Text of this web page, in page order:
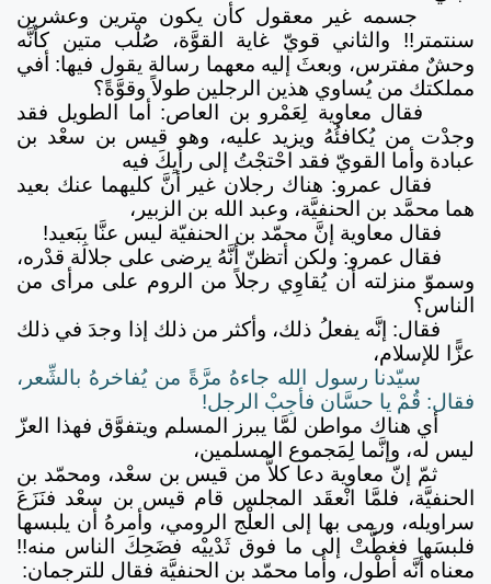
جسمه غير معقول كأن يكون مترين وعشرين
سنتمتر!! والثاني قويّ غاية القوَّة، صُلْب متين كأنَّه
وحشٌ مفترس، وبعثَ إليه معهما رسالة يقول فيها: أفي
مملكتك من يُساوي هذين الرجلين طولاً وقوَّةً؟
فقال معاوية لِعَمْرو بن العاص: أما الطويل فقد
وجدْت من يُكافئُهُ ويزيد عليه، وهو قيس بن سعْد بن
عبادة وأما القويّ فقد احْتجْتُ إلى رأيِكَ فيه
فقال عمرو: هناك رجلان غير أنَّ كليهما عنك بعيد
هما محمَّد بن الحنفيَّة، وعبد الله بن الزبير،
فقال معاوية إنَّ محمّد بن الحنفيّة ليس عنَّا بِبَعيد!
فقال عمرو: ولكن أتظنّ أنَّهُ يرضى على جلالة قدْره،
وسموّ منزلته أن يُقاوِي رجلاً من الروم على مرأى من
الناس؟
فقال: إنَّه يفعلُ ذلك، وأكثر من ذلك إذا وجدَ في ذلك
عزًّا للإسلام،
سيّدنا رسول الله جاءهُ مرَّةً من يُفاخرهُ بالشِّعر،
فقال: قُمْ يا حسَّان فأجِبْ الرجل!
أي هناك مواطن لمَّا يبرز المسلم ويتفوَّق فهذا العزّ
ليس له، وإنَّما لِمَجموع المسلمين،
ثمّ إنّ معاوية دعا كلاًّ من قيس بن سعْد، ومحمّد بن
الحنفيَّة، فلمَّا انْعقَد المجلس قام قيس بن سعْد فنَزَعَ
سراويله، ورمى بها إلى العلْج الرومي، وأمرهُ أن يلبسها
فلبسَها فغطَّتْ إلى ما فوق ثَدْييْه فضَحِكَ الناس منه!!
معناه أنَّه أطْول، وأما محمّد بن الحنفيَّة فقال للترجمان: